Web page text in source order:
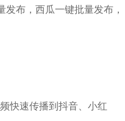
布，西瓜一键批量发布，
快速传播到抖音、小红